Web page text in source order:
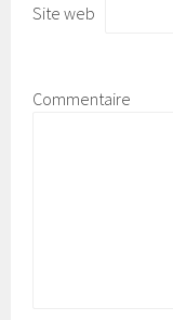
Site web
Commentaire